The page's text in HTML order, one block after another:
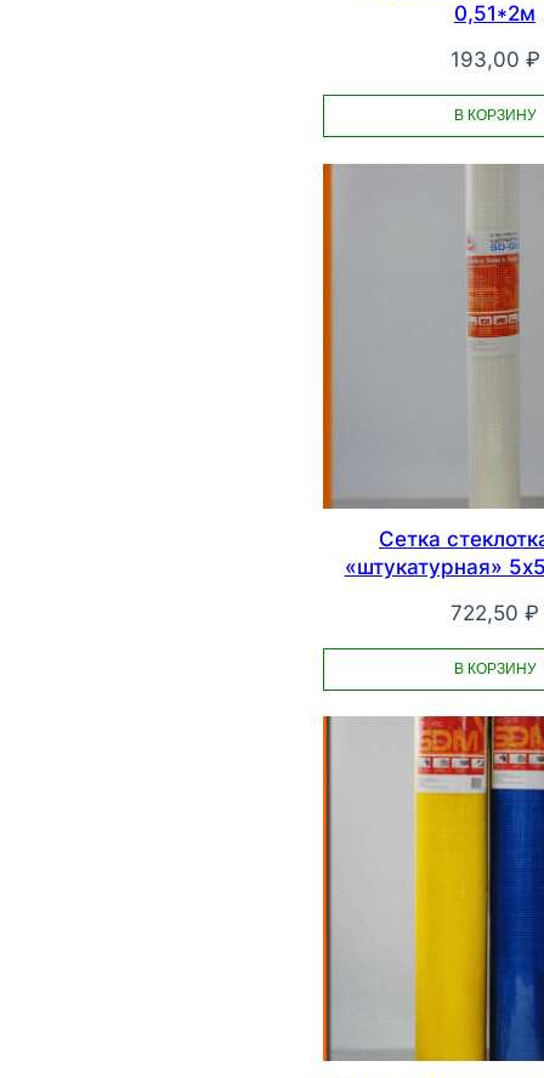
0,51*2м
193,00 ₽
В КОРЗИНУ
Сетка
«штукатурная»
722,50 ₽
В КОРЗИНУ